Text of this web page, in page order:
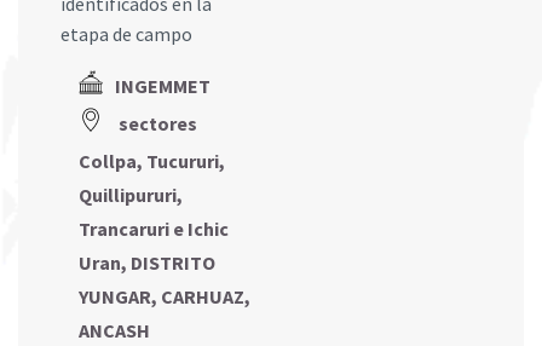
etapa de campo
INGEMMET
sectores
Collpa, Tucururi,
Quillipururi,
Trancaruri e Ichic
Uran, DISTRITO
YUNGAR, CARHUAZ,
ANCASH